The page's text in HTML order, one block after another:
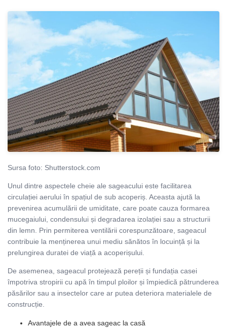
Sursa foto: Shutterstock.com
Unul dintre aspectele cheie ale sageacului este facilitarea
circulației aerului în spațiul de sub acoperiș. Aceasta ajută la
prevenirea acumulării de umiditate, care poate cauza formarea
mucegaiului, condensului și degradarea izolației sau a structurii
din lemn. Prin permiterea ventilării corespunzătoare, sageacul
contribuie la menținerea unui mediu sănătos în locuință și la
prelungirea duratei de viață a acoperișului.
De asemenea, sageacul protejează pereții și fundația casei
împotriva stropirii cu apă în timpul ploilor și împiedică pătrunderea
păsărilor sau a insectelor care ar putea deteriora materialele de
construcție.
Avantajele de a avea sageac la casă